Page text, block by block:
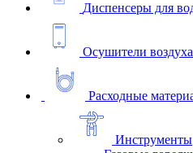
Диспенсеры для
Осушители воздуха
Расходные
Инструменты